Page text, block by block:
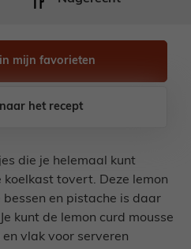
mijn favorieten
het recept
die je helemaal kunt
tovert. Deze lemon
en pistache is daar
kunt de lemon curd mousse
vlak voor serveren